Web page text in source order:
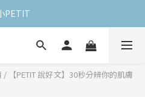
PETIT
/
【PETIT 說好文】30秒分辨你的肌膚